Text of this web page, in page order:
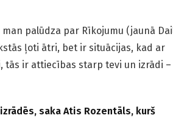
palūdza par Rīkojumu (jaunā
ļoti ātri, bet ir situācijas, kad ar
tās ir attiecības starp tevi un izrādi –
saka Atis Rozentāls, kurš